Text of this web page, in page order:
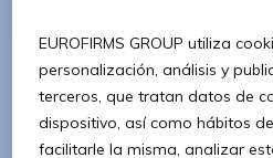
Confirmar contraseña
8 caracteres 1 letra